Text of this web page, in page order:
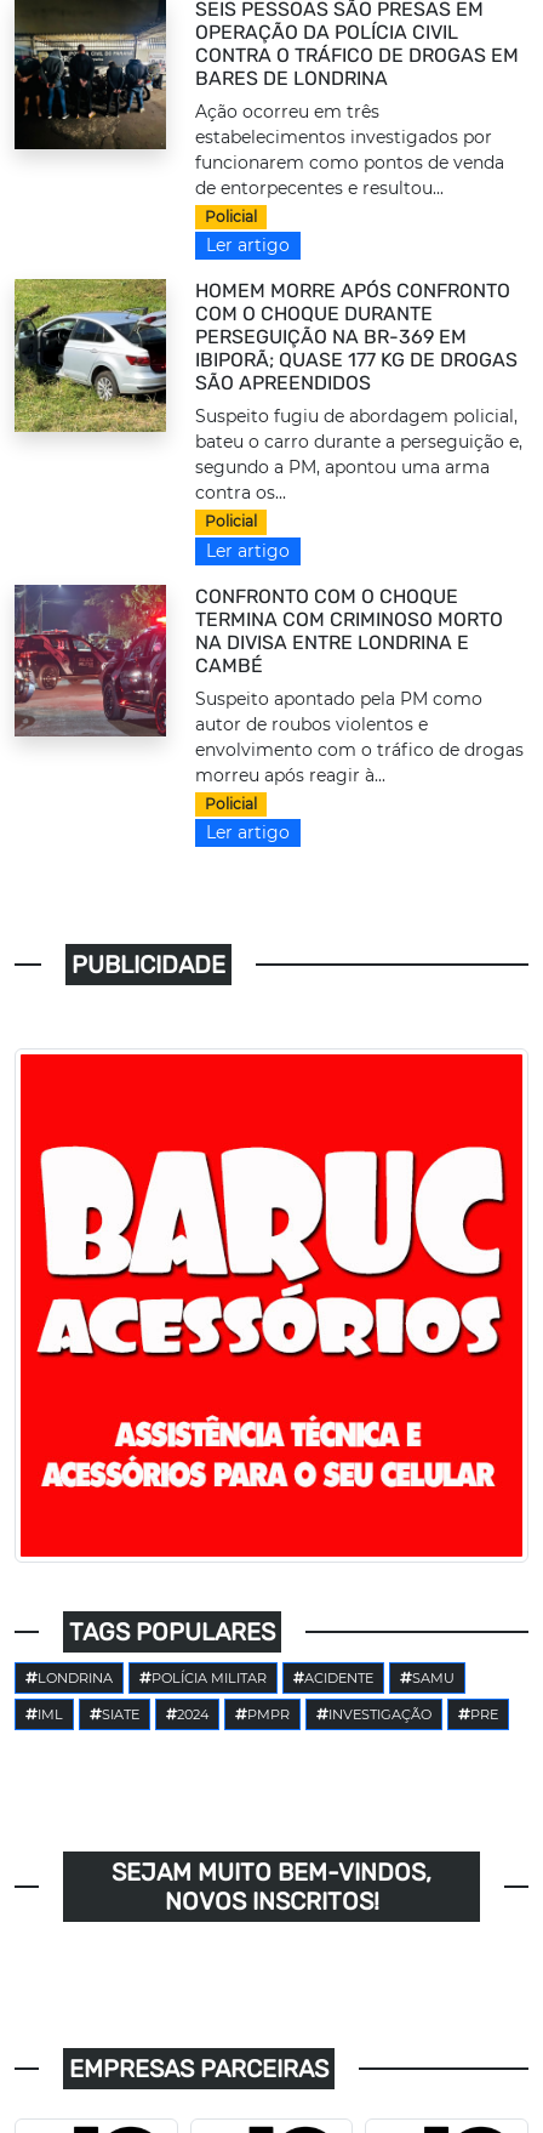
SEIS PESSOAS SÃO PRESAS EM
OPERAÇÃO DA POLÍCIA CIVIL
CONTRA O TRÁFICO DE DROGAS EM
BARES DE LONDRINA
Ação ocorreu em três
estabelecimentos investigados por
funcionarem como pontos de venda
de entorpecentes e resultou...
Policial
Ler artigo
HOMEM MORRE APÓS CONFRONTO
COM O CHOQUE DURANTE
PERSEGUIÇÃO NA BR-369 EM
IBIPORÃ; QUASE 177 KG DE DROGAS
SÃO APREENDIDOS
Suspeito fugiu de abordagem policial,
bateu o carro durante a perseguição e,
segundo a PM, apontou uma arma
contra os...
Policial
Ler artigo
CONFRONTO COM O CHOQUE
TERMINA COM CRIMINOSO MORTO
NA DIVISA ENTRE LONDRINA E
CAMBÉ
Suspeito apontado pela PM como
autor de roubos violentos e
envolvimento com o tráfico de drogas
morreu após reagir à...
Policial
Ler artigo
PUBLICIDADE
TAGS POPULARES
LONDRINA POLÍCIA MILITAR ACIDENTE SAMU
IML SIATE 2024 PMPR INVESTIGAÇÃO PRE
SEJAM MUITO BEM-VINDOS,
NOVOS INSCRITOS!
EMPRESAS PARCEIRAS